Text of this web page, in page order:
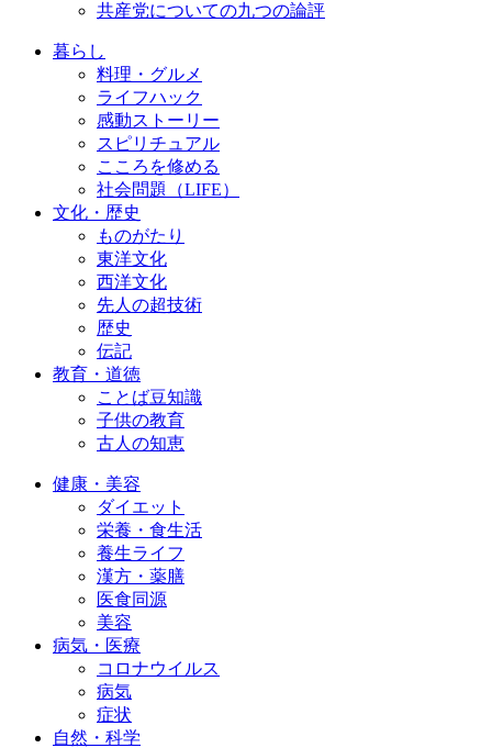
共産党についての九つの論評
暮らし
料理・グルメ
ライフハック
感動ストーリー
スピリチュアル
こころを修める
社会問題（LIFE）
文化・歴史
ものがたり
東洋文化
西洋文化
先人の超技術
歴史
伝記
教育・道徳
ことば豆知識
子供の教育
古人の知恵
健康・美容
ダイエット
栄養・食生活
養生ライフ
漢方・薬膳
医食同源
美容
病気・医療
コロナウイルス
病気
症状
自然・科学